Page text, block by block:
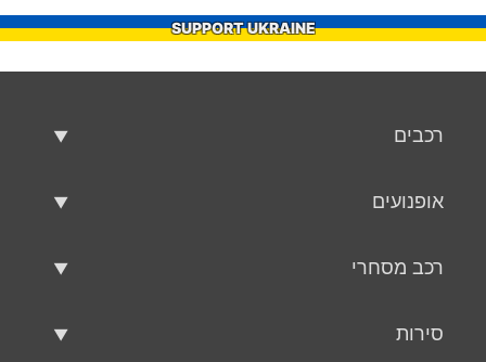
SUPPORT UKRAINE
רכבים
אופנועים
רכב מסחרי
סירות